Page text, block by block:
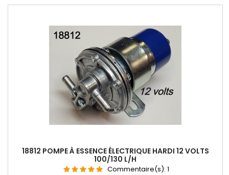
18812 POMPE À ESSENCE ÉLECTRIQUE HARDI 12 VOLTS
100/130 L/H
Commentaire(s): 1